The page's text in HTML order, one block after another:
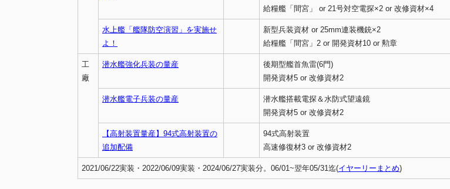
給糧艦「間宮」 or 21号対空電探×2 or 改修資材×4
水上艦「艦隊防空演習」を実施せ
よ！
新型兵装資材 or 25mm連装機銃×2
給糧艦「間宮」2 or 開発資材10 or 勲章
工
廠
潜水艦強化兵装の量産
後期型艦首魚雷(6門)
開発資材5 or 改修資材2
潜水艦電子兵装の量産
潜水艦搭載電探＆水防式望遠鏡
開発資材5 or 改修資材2
【高射装置量産】94式高射装置の
追加配備
94式高射装置
高速修復材3 or 改修資材2
2021/06/22実装・2022/06/09実装・2024/06/27実装分。06/01~翌年05/31迄(イヤーリーまとめ)